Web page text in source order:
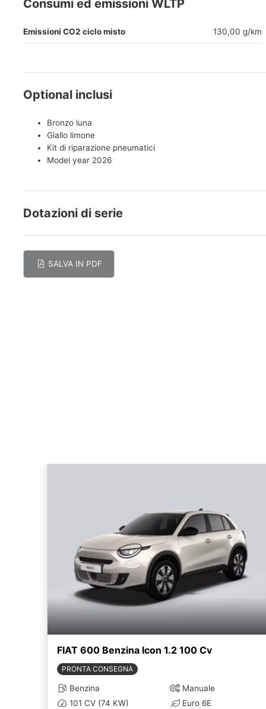
Consumi ed emissioni WLTP
Emissioni CO2 ciclo misto 130,00 g/km
Optional inclusi
Bronzo luna
Giallo limone
Kit di riparazione pneumatici
Model year 2026
Dotazioni di serie
SALVA IN PDF
FIAT 600 Benzina Icon 1.2 100 Cv
PRONTA CONSEGNA
Benzina
Manuale
101 CV (74 KW)
Euro 6E